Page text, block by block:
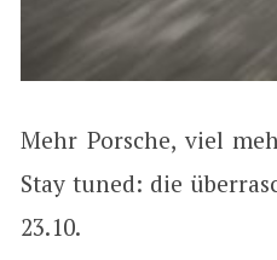
Mehr Porsche, viel
Stay tuned: die
23.10.